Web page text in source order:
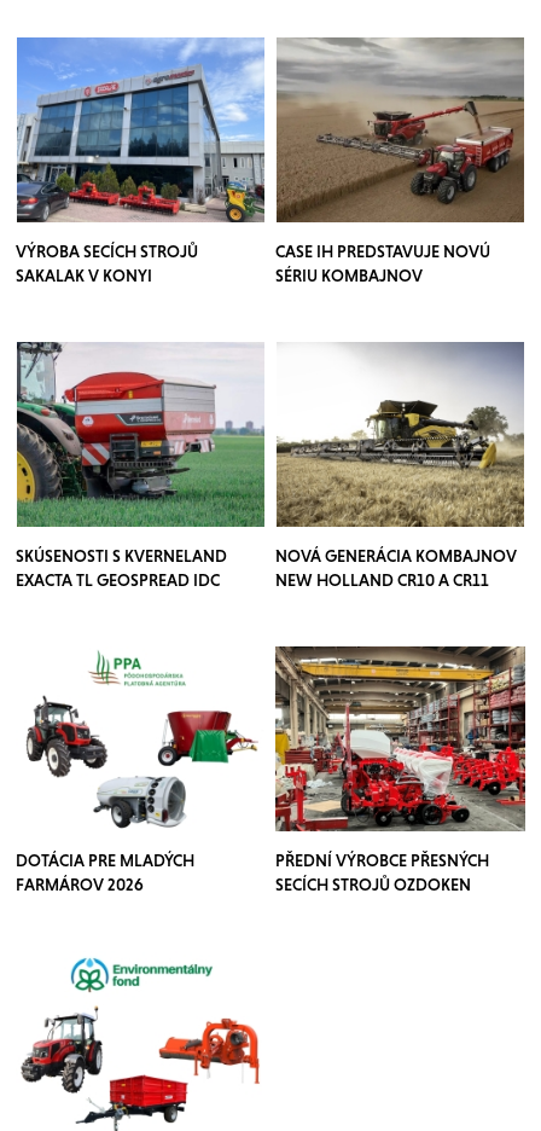
VÝROBA SECÍCH STROJŮ
SAKALAK V KONYI
CASE IH PREDSTAVUJE NOVÚ
SÉRIU KOMBAJNOV
SKÚSENOSTI S KVERNELAND
EXACTA TL GEOSPREAD IDC
NOVÁ GENERÁCIA KOMBAJNOV
NEW HOLLAND CR10 A CR11
DOTÁCIA PRE MLADÝCH
FARMÁROV 2026
PŘEDNÍ VÝROBCE PŘESNÝCH
SECÍCH STROJŮ OZDOKEN